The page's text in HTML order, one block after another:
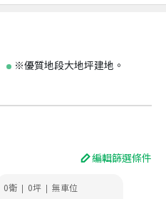
※優質地段大地坪建地。
編輯篩選條件
0衛 | 0坪 | 無車位